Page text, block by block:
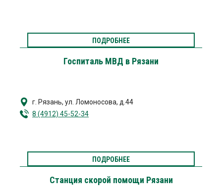
ПОДРОБНЕЕ
Госпиталь МВД в Рязани
г. Рязань, ул. Ломоносова, д.44
8 (4912) 45-52-34
ПОДРОБНЕЕ
Станция скорой помощи Рязани